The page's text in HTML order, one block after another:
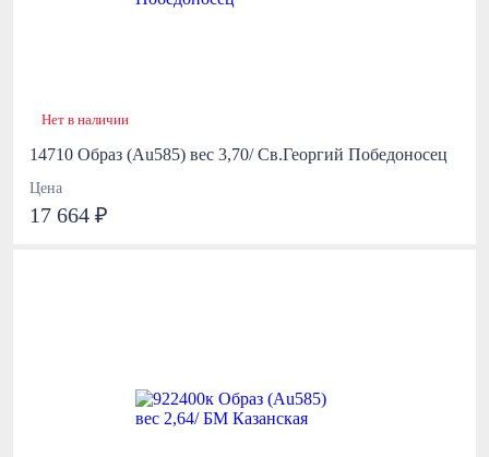
Нет в наличии
14710 Образ (Au585) вес 3,70/ Св.Георгий Победоносец
Цена
17 664 ₽